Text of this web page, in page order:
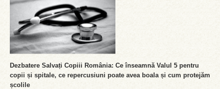
Dezbatere Salvați Copiii România: Ce înseamnă Valul 5 pentru
copii și spitale, ce repercusiuni poate avea boala și cum protejăm
școlile